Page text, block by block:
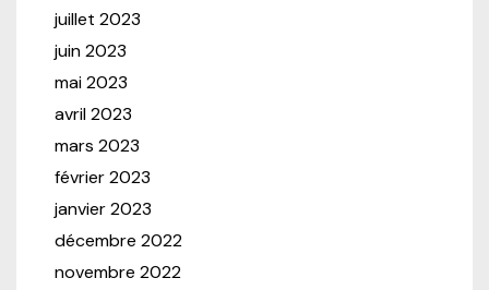
juillet 2023
juin 2023
mai 2023
avril 2023
mars 2023
février 2023
janvier 2023
décembre 2022
novembre 2022